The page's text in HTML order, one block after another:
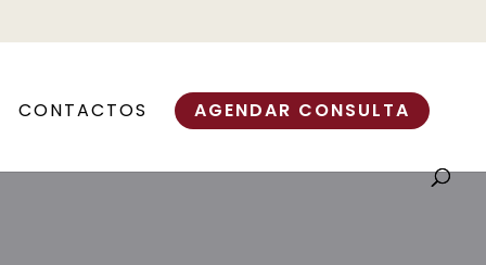
CONTACTOS AGENDAR CONSULTA